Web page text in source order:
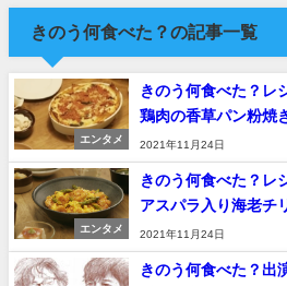
きのう何食べた？の記事一覧
エンタメ
きのう何食べた？レ
鶏肉の香草パン粉焼
2021年11月24日
エンタメ
きのう何食べた？レ
アスパラ入り海老チ
2021年11月24日
きのう何食べた？出